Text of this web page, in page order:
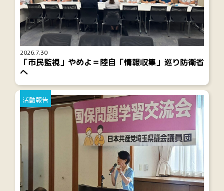
2026.7.30
「市民監視」やめよ＝陸自「情報収集」巡り防衛省
へ
活動報告